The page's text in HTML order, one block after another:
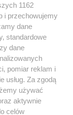
z portali
sięz nami
1162
i przechowujemy
dane
standardowe
dane
pomiar reklam i
usług. Za zgodą
używać
aktywnie
celów